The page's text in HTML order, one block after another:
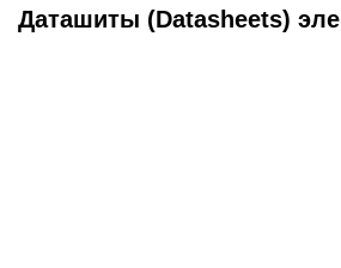
Даташиты (Datasheets)